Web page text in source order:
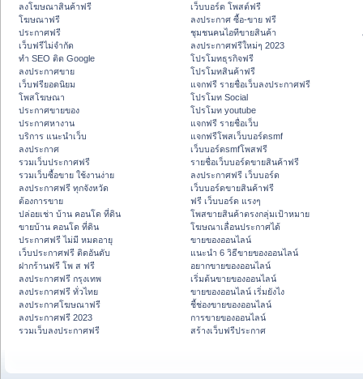
ลงโฆษณาสินค้าฟรี
โฆษณาฟรี
ประกาศฟรี
เว็บฟรีไม่จำกัด
ทำ SEO ติด Google
ลงประกาศขาย
เว็บฟรียอดนิยม
โพสโฆษณา
ประกาศขายของ
ประกาศหางาน
บริการ แนะนำเว็บ
ลงประกาศ
รวมเว็บประกาศฟรี
รวมเว็บซื้อขาย ใช้งานง่าย
ลงประกาศฟรี ทุกจังหวัด
ต้องการขาย
ปล่อยเช่า บ้าน คอนโด ที่ดิน
ขายบ้าน คอนโด ที่ดิน
ประกาศฟรี ไม่มี หมดอายุ
เว็บประกาศฟรี ติดอันดับ
ฝากร้านฟรี โพ ส ฟรี
ลงประกาศฟรี กรุงเทพ
ลงประกาศฟรี ทั่วไทย
ลงประกาศโฆษณาฟรี
ลงประกาศฟรี 2023
รวมเว็บลงประกาศฟรี
เว็บบอร์ด โพสต์ฟรี
ลงประกาศ ซื้อ-ขาย ฟรี
ชุมชนคนไอทีขายสินค้า
ลงประกาศฟรีใหม่ๆ 2023
โปรโมทธุรกิจฟรี
โปรโมทสินค้าฟรี
แจกฟรี รายชื่อเว็บลงประกาศฟรี
โปรโมท Social
โปรโมท youtube
แจกฟรี รายชื่อเว็บ
แจกฟรีโพสเว็บบอร์ดsmf
เว็บบอร์ดsmfโพสฟรี
รายชื่อเว็บบอร์ดขายสินค้าฟรี
ลงประกาศฟรี เว็บบอร์ด
เว็บบอร์ดขายสินค้าฟรี
ฟรี เว็บบอร์ด แรงๆ
โพสขายสินค้าตรงกลุ่มเป้าหมาย
โฆษณาเลื่อนประกาศได้
ขายของออนไลน์
แนะนำ 6 วิธีขายของออนไลน์
อยากขายของออนไลน์
เริ่มต้นขายของออนไลน์
ขายของออนไลน์ เริ่มยังไง
ชี้ช่องขายของออนไลน์
การขายของออนไลน์
สร้างเว็บฟรีประกาศ